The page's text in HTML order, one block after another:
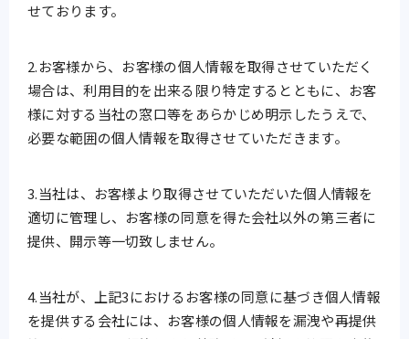
せております。
2.お客様から、お客様の個人情報を取得させていただく
場合は、利用目的を出来る限り特定するとともに、お客
様に対する当社の窓口等をあらかじめ明示したうえで、
必要な範囲の個人情報を取得させていただきます。
3.当社は、お客様より取得させていただいた個人情報を
適切に管理し、お客様の同意を得た会社以外の第三者に
提供、開示等一切致しません。
4.当社が、上記3におけるお客様の同意に基づき個人情報
を提供する会社には、お客様の個人情報を漏洩や再提供